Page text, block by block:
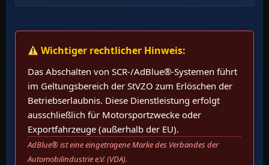
Wichtiger rechtlicher Hinweis:
Das Abschalten von SCR-/AdBlue®-Systemen führt
im Geltungsbereich der StVZO zum Erlöschen der
Betriebserlaubnis. Diese Dienstleistung erfolgt
ausschließlich für Motorsportzwecke oder
Exportfahrzeuge (außerhalb der EU).
AdBlue® ist eine eingetragene Marke des Verbandes der
Automobilindustrie e.V. (VDA).